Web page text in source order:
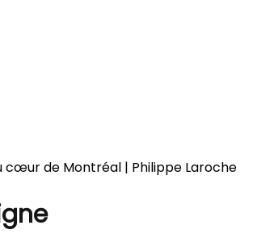
cœur de Montréal | Philippe Laroche